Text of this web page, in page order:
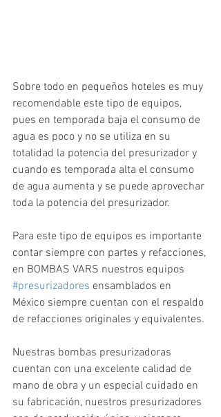
Sobre todo en pequeños hoteles es muy
recomendable este tipo de equipos,
pues en temporada baja el consumo de
agua es poco y no se utiliza en su
totalidad la potencia del presurizador y
cuando es temporada alta el consumo
de agua aumenta y se puede aprovechar
toda la potencia del presurizador.
Para este tipo de equipos es importante
contar siempre con partes y refacciones,
en BOMBAS VARS nuestros equipos
#presurizadores ensamblados en
México siempre cuentan con el respaldo
de refacciones originales y equivalentes.
Nuestras bombas presurizadoras
cuentan con una excelente calidad de
mano de obra y un especial cuidado en
su fabricación, nuestros presurizadores